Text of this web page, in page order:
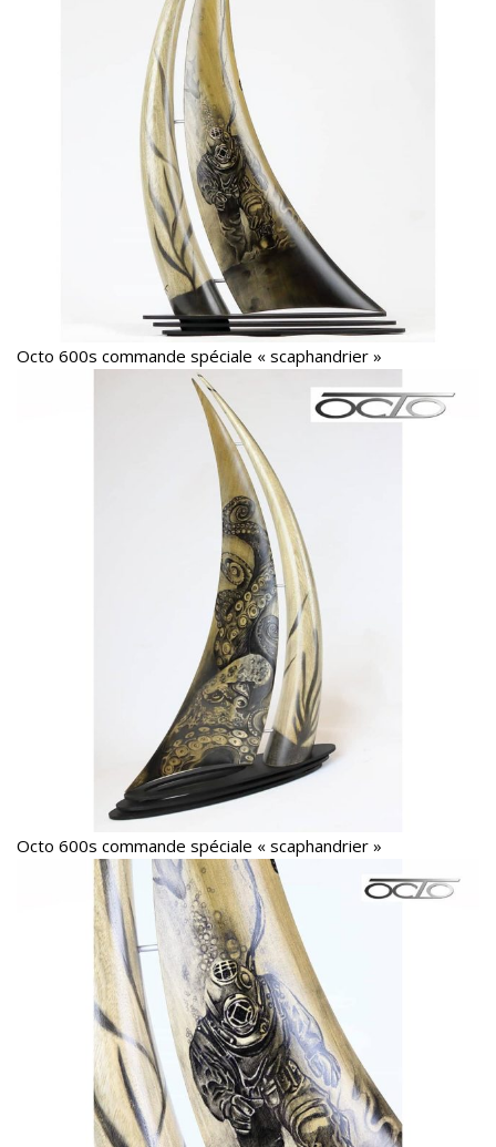
Octo 600s commande spéciale « scaphandrier »
Octo 600s commande spéciale « scaphandrier »